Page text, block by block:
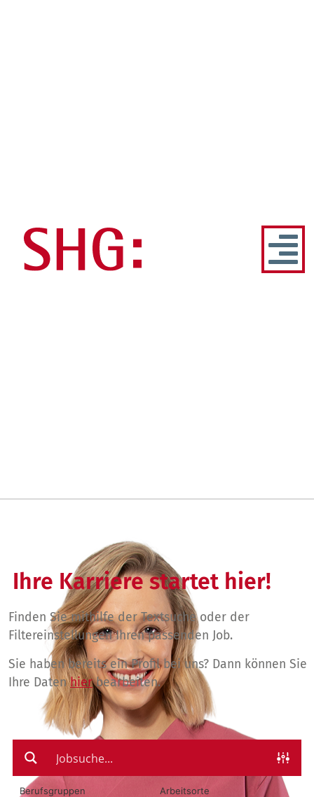
Ihre Karriere startet hier!
Finden Sie mithilfe der Textsuche oder der
Filtereinstellungen Ihren passenden Job.
Sie haben bereits ein Profil bei uns? Dann können Sie
Ihre Datenhierbearbeiten.
Berufsgruppen Arbeitsorte